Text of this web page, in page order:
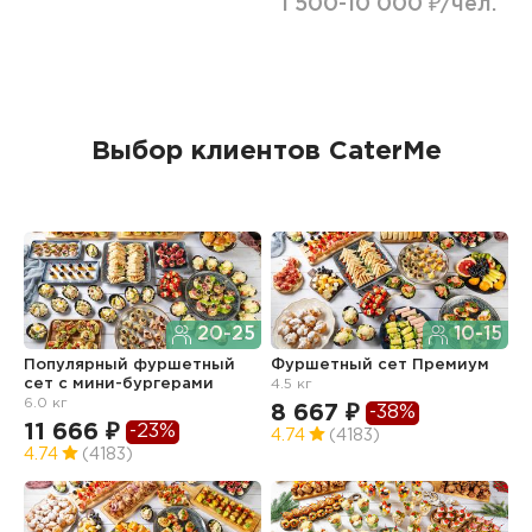
1 500-10 000 ₽/чел.
Выбор клиентов CaterMe
20-25
Популярный фуршетный
сет c мини-бургерами
6.0 кг
11 666 ₽ -23%
4.74 (4183)
10-15
Фуршетный сет Премиум
4.5 кг
8 667 ₽ -38%
4.74 (4183)